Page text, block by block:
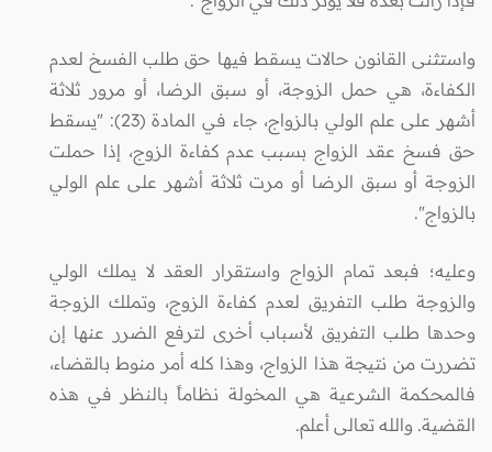
واستثنى القانون حالات يسقط فيها حق طلب الفسخ لعدم
الكفاءة، هي حمل الزوجة، أو سبق الرضا، أو مرور ثلاثة
أشهر على علم الولي بالزواج، جاء في المادة (23): "يسقط
حق فسخ عقد الزواج بسبب عدم كفاءة الزوج، إذا حملت
الزوجة أو سبق الرضا أو مرت ثلاثة أشهر على علم الولي
بالزواج".
وعليه؛ فبعد تمام الزواج واستقرار العقد لا يملك الولي
والزوجة طلب التفريق لعدم كفاءة الزوج، وتملك الزوجة
وحدها طلب التفريق لأسباب أخرى لترفع الضرر عنها إن
تضررت من نتيجة هذا الزواج، وهذا كله أمر منوط بالقضاء،
فالمحكمة الشرعية هي المخولة نظاماً بالنظر في هذه
القضية. والله تعالى أعلم.